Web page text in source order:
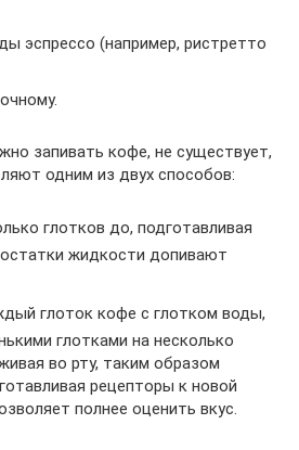
эспрессо (например, ристретто
запивать кофе, не существует,
одним из двух способов:
глотков до, подготавливая
жидкости допивают
глоток кофе с глотком воды,
глотками на несколько
во рту, таким образом
рецепторы к новой
полнее оценить вкус.